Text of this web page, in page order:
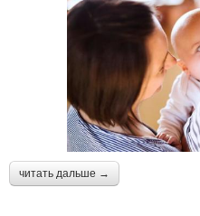
читать дальше →